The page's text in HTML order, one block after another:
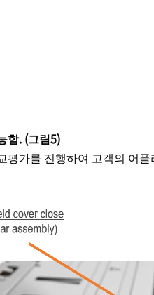
함. (그림5)
가를 진행하여 고객의 어